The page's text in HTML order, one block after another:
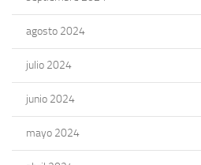
agosto 2024
julio 2024
junio 2024
mayo 2024